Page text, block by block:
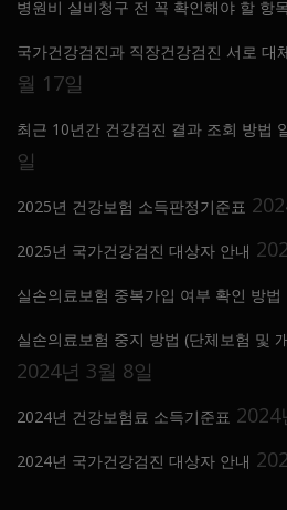
병원비 실비청구 전 꼭 확인해야 할 항
국가건강검진과 직장건강검진 서로 대
월 17일
최근 10년간 건강검진 결과 조회 방법
일
2025년 건강보험 소득판정기준표
2025년 국가건강검진 대상자 안내
실손의료보험 중복가입 여부 확인 방법
실손의료보험 중지 방법 (단체보험 및
2024년 3월 8일
2024년 건강보험료 소득기준표 2024
2024년 국가건강검진 대상자 안내